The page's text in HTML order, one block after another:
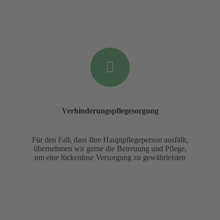
Verhinderungspflegesorgung
Für den Fall, dass Ihre Hauptpflegeperson ausfällt,
übernehmen wir gerne die Betreuung und Pflege,
um eine lückenlose Versorgung zu gewährleisten